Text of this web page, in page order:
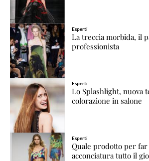
Esperti
La treccia morbida, il
professionista
Esperti
Lo Splashlight, nuova
colorazione in salone
Esperti
Quale prodotto per
acconciatura tutto il